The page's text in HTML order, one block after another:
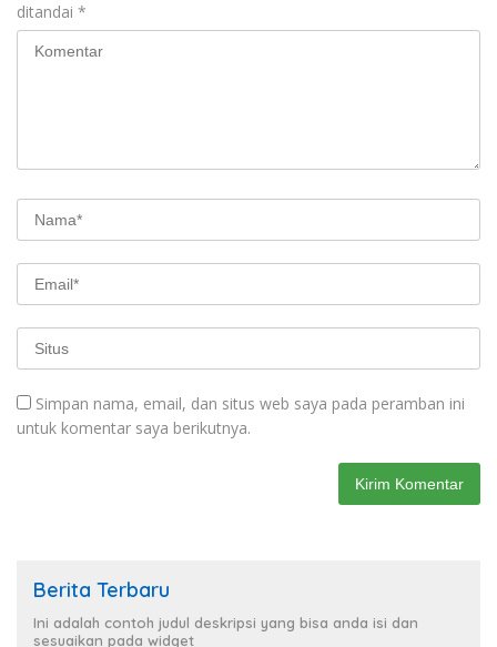
ditandai *
Simpan nama, email, dan situs web saya pada peramban ini
untuk komentar saya berikutnya.
Berita Terbaru
Ini adalah contoh judul deskripsi yang bisa anda isi dan
sesuaikan pada widget